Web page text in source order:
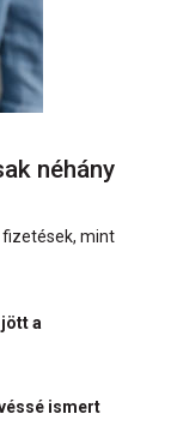
néhány
fizetések, mint
a
ismert